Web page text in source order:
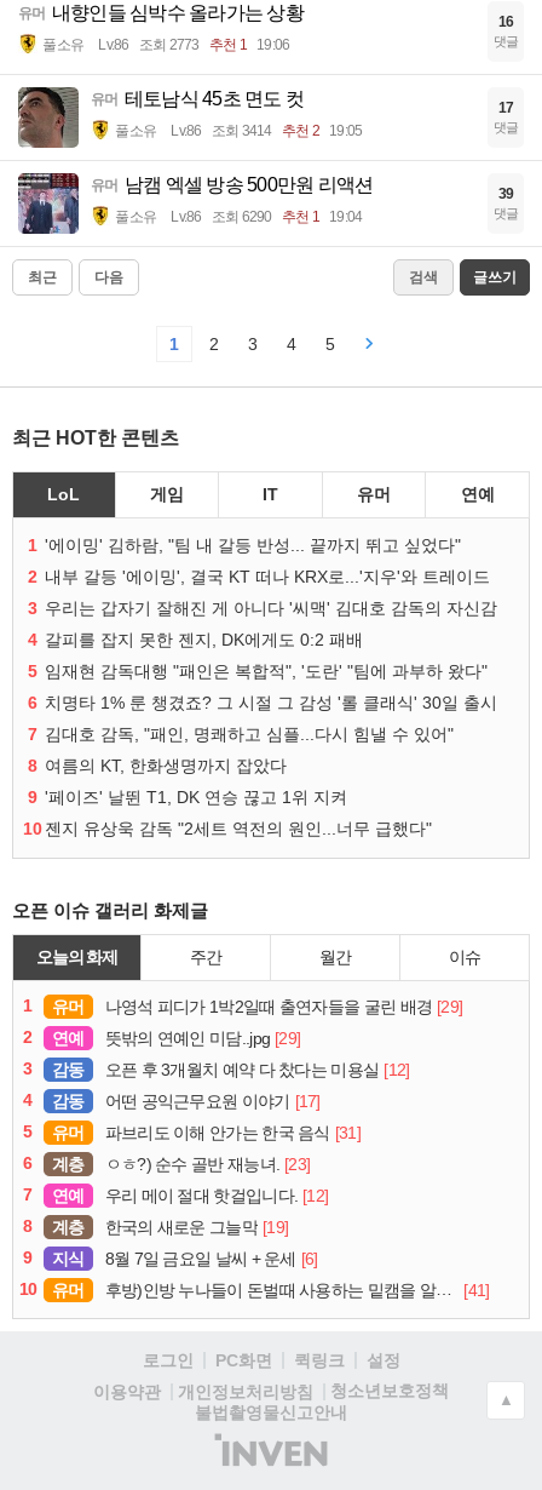
유머 내향인들 심박수 올라가는 상황
풀소유 Lv.86 조회 2773 추천 1 19:06
16
댓글
유머 테토남식 45초 면도 컷
풀소유 Lv.86 조회 3414 추천 2 19:05
17
댓글
유머 남캠 엑셀 방송 500만원 리액션
풀소유 Lv.86 조회 6290 추천 1 19:04
39
댓글
최근 다음 검색 글쓰기
1 2 3 4 5
최근 HOT한 콘텐츠
LoL 게임 IT 유머 연예
1 '에이밍' 김하람, "팀 내 갈등 반성... 끝까지 뛰고 싶었다"
2 내부 갈등 '에이밍', 결국 KT 떠나 KRX로...'지우'와 트레이드
3 우리는 갑자기 잘해진 게 아니다 '씨맥' 김대호 감독의 자신감
4 갈피를 잡지 못한 젠지, DK에게도 0:2 패배
5 임재현 감독대행 "패인은 복합적", '도란' "팀에 과부하 왔다"
6 치명타 1% 룬 챙겼죠? 그 시절 그 감성 '롤 클래식' 30일 출시
7 김대호 감독, "패인, 명쾌하고 심플...다시 힘낼 수 있어"
8 여름의 KT, 한화생명까지 잡았다
9 '페이즈' 날뛴 T1, DK 연승 끊고 1위 지켜
10젠지 유상욱 감독 "2세트 역전의 원인...너무 급했다"
오픈 이슈 갤러리 화제글
오늘의 화제 주간 월간 이슈
1 유머 나영석 피디가 1박2일때 출연자들을 굴린 배경 [29]
2
연예 뜻밖의 연예인 미담..jpg [29]
3
감동 오픈 후 3개월치 예약 다 찼다는 미용실 [12]
4
감동 어떤 공익근무요원 이야기 [17]
5
유머 파브리도 이해 안가는 한국 음식 [31]
6
계층 ㅇㅎ?) 순수 골반 재능녀. [23]
7
연예 우리 메이 절대 핫걸입니다. [12]
8
계층 한국의 새로운 그늘막 [19]
9
지식 8월 7일 금요일 날씨 + 운세 [6]
10
유머 후방)인방 누나들이 돈벌때 사용하는 밑캠을 알아보자 [41]
로그인 PC화면 퀵링크
설정
이용약관
개인정보처리방침
청소년보호정책
불법촬영물신고안내
(주)
인
▲